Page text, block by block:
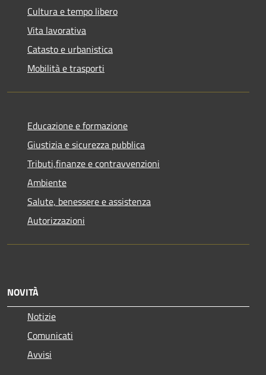
Cultura e tempo libero
Vita lavorativa
Catasto e urbanistica
Mobilità e trasporti
Educazione e formazione
Giustizia e sicurezza pubblica
Tributi,finanze e contravvenzioni
Ambiente
Salute, benessere e assistenza
Autorizzazioni
NOVITÀ
Notizie
Comunicati
Avvisi